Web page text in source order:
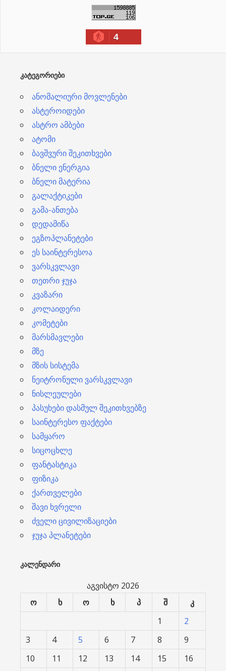
4
ᲙᲐᲢᲔᲒᲝᲠᲘᲔᲑᲘ
ანომალიური მოვლენები
ასტეროიდები
ასტრო ამბები
ატომი
ბავშვური შეკითხვები
ბნელი ენერგია
ბნელი მატერია
გალაქტიკები
გამა-ანთება
დედამიწა
ეგზოპლანეტები
ეს საინტერესოა
ვარსკვლავი
თეთრი ჯუჯა
კვაზარი
კოლაიდერი
კომეტები
მარსმავლები
მზე
მზის სისტემა
ნეიტრონული ვარსკვლავი
ნისლეულები
პასუხები დასმულ შეკითხვებზე
საინტერესო ფაქტები
სამყარო
სიცოცხლე
ფანტასტიკა
ფიზიკა
ქართველები
შავი ხვრელი
ძველი ცივილიზაციები
ჯუჯა პლანეტები
ᲙᲐᲚᲔᲜᲓᲐᲠᲘ
აგვისტო 2026
ო
ხ ო ხ პ შ
კ
1
2
3
4 5 6 7 8
9
10
11 12 13 14 15 16